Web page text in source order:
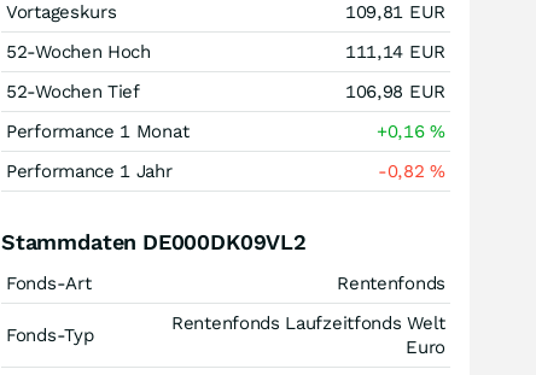
Vortageskurs
109,81 EUR
52-Wochen Hoch
111,14 EUR
52-Wochen Tief
106,98 EUR
Performance 1 Monat
+0,16%
Performance 1 Jahr
-0,82%
Stammdaten DE000DK09VL2
Fonds-Art Rentenfonds
Fonds-Typ
Rentenfonds Laufzeitfonds Welt
Euro